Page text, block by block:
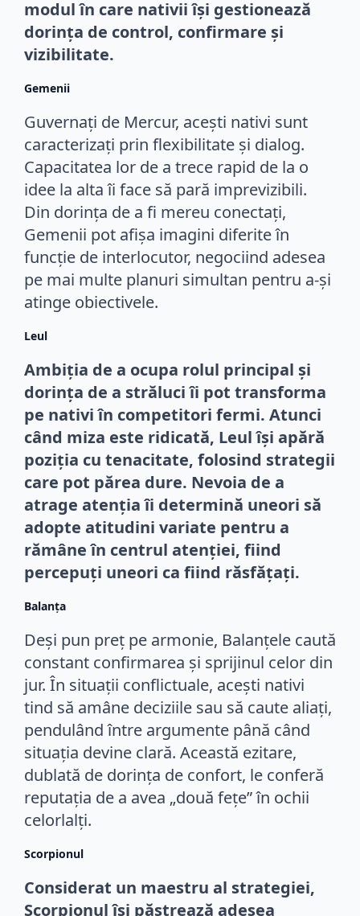
modul în care nativii își gestionează
dorința de control, confirmare și
vizibilitate.
Gemenii
Guvernați de Mercur, acești nativi sunt
caracterizați prin flexibilitate și dialog.
Capacitatea lor de a trece rapid de la o
idee la alta îi face să pară imprevizibili.
Din dorința de a fi mereu conectați,
Gemenii pot afișa imagini diferite în
funcție de interlocutor, negociind adesea
pe mai multe planuri simultan pentru a-și
atinge obiectivele.
Leul
Ambiția de a ocupa rolul principal și
dorința de a străluci îi pot transforma
pe nativi în competitori fermi. Atunci
când miza este ridicată, Leul își apără
poziția cu tenacitate, folosind strategii
care pot părea dure. Nevoia de a
atrage atenția îi determină uneori să
adopte atitudini variate pentru a
rămâne în centrul atenției, fiind
percepuți uneori ca fiind răsfățați.
Balanța
Deși pun preț pe armonie, Balanțele caută
constant confirmarea și sprijinul celor din
jur. În situații conflictuale, acești nativi
tind să amâne deciziile sau să caute aliați,
pendulând între argumente până când
situația devine clară. Această ezitare,
dublată de dorința de confort, le conferă
reputația de a avea „două fețe” în ochii
celorlalți.
Scorpionul
Considerat un maestru al strategiei,
Scorpionul își păstrează adesea